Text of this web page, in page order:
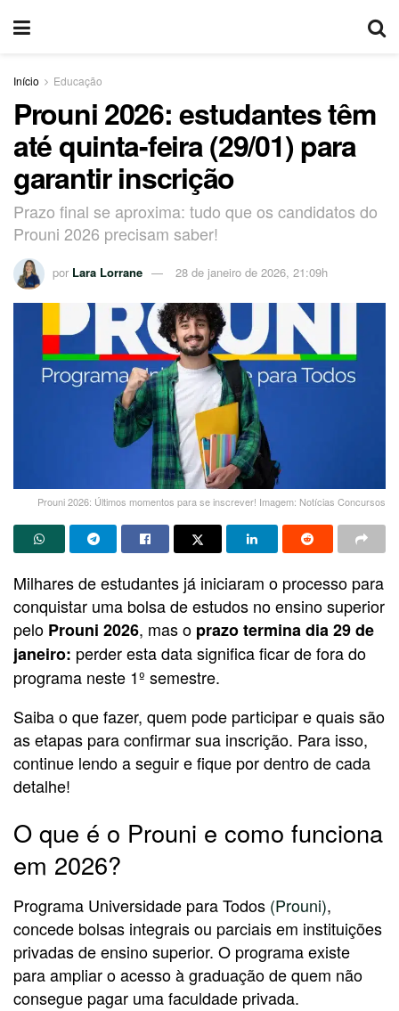
Início Educação
Prouni 2026: estudantes têm
até quinta-feira (29/01) para
garantir inscrição
Prazo final se aproxima: tudo que os candidatos do
Prouni 2026 precisam saber!
por Lara Lorrane 28 de janeiro de 2026, 21:09h
Prouni 2026: Últimos momentos para se inscrever! Imagem: Notícias Concursos
Milhares de estudantes já iniciaram o processo para
conquistar uma bolsa de estudos no ensino superior
pelo Prouni 2026, mas o prazo termina dia 29 de
janeiro: perder esta data significa ficar de fora do
programa neste 1º semestre.
Saiba o que fazer, quem pode participar e quais são
as etapas para confirmar sua inscrição. Para isso,
continue lendo a seguir e fique por dentro de cada
detalhe!
O que é o Prouni e como funciona
em 2026?
Programa Universidade para Todos (Prouni),
concede bolsas integrais ou parciais em instituições
privadas de ensino superior. O programa existe
para ampliar o acesso à graduação de quem não
consegue pagar uma faculdade privada.